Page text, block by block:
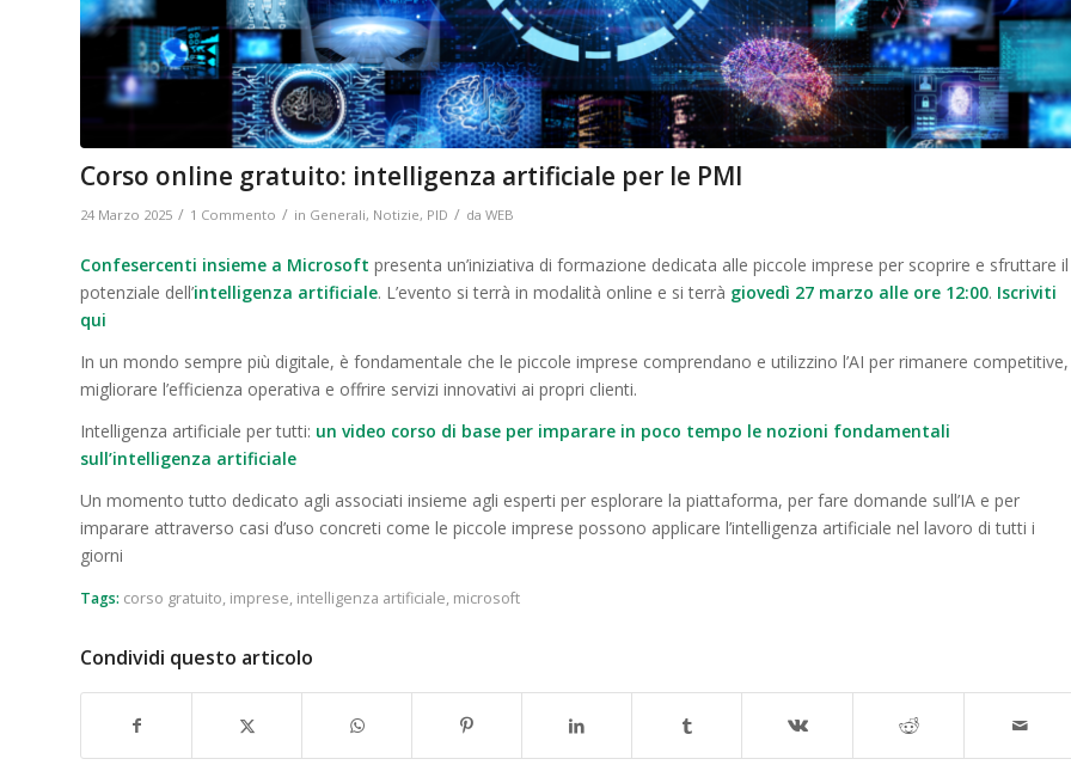
Corso online gratuito: intelligenza artificiale per le PMI
24 Marzo 2025 / 1 Commento / in Generali, Notizie, PID / da WEB
Confesercenti insieme a Microsoft presenta un’iniziativa di formazione dedicata alle piccole imprese per scoprire e sfruttare il
potenziale dell’intelligenza artificiale. L’evento si terrà in modalità online e si terrà giovedì 27 marzo alle ore 12:00. Iscriviti
qui
In un mondo sempre più digitale, è fondamentale che le piccole imprese comprendano e utilizzino l’AI per rimanere competitive,
migliorare l’efficienza operativa e offrire servizi innovativi ai propri clienti.
Intelligenza artificiale per tutti: un video corso di base per imparare in poco tempo le nozioni fondamentali
sull’intelligenza artificiale
Un momento tutto dedicato agli associati insieme agli esperti per esplorare la piattaforma, per fare domande sull’IA e per
imparare attraverso casi d’uso concreti come le piccole imprese possono applicare l’intelligenza artificiale nel lavoro di tutti i
giorni
Tags: corso gratuito, imprese, intelligenza artificiale, microsoft
Condividi questo articolo